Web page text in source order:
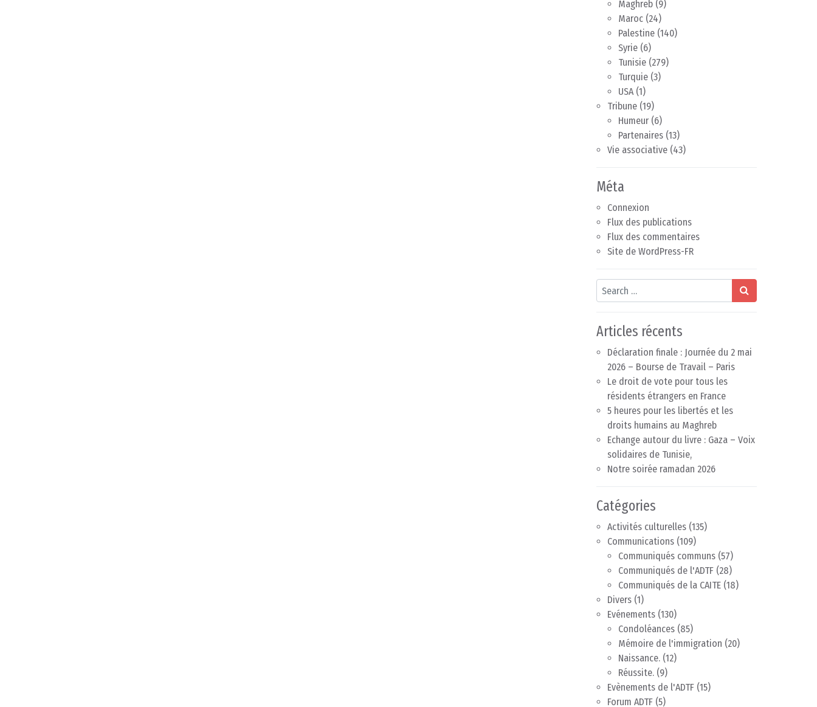
Maghreb (9)
Maroc (24)
Palestine (140)
Syrie (6)
Tunisie (279)
Turquie (3)
USA(1)
Tribune (19)
Humeur (6)
Partenaires (13)
Vie associative (43)
Méta
Connexion
Flux des publications
Flux des commentaires
Site de WordPress-FR
Search
Articles récents
Déclaration finale : Journée du 2 mai
2026 – Bourse de Travail – Paris
Le droit de vote pour tous les
résidents étrangers en France
5 heures pour les libertés et les
droits humains au Maghreb
Echange autour du livre : Gaza – Voix
solidaires de Tunisie,
Notre soirée ramadan 2026
Catégories
Activités culturelles (135)
Communications (109)
Communiqués communs (57)
Communiqués de l'ADTF (28)
Communiqués de la CAITE (18)
Divers (1)
Evénements (130)
Condoléances (85)
Mémoire de l'immigration (20)
Naissance. (12)
Réussite. (9)
Evènements de l'ADTF (15)
Forum ADTF (5)